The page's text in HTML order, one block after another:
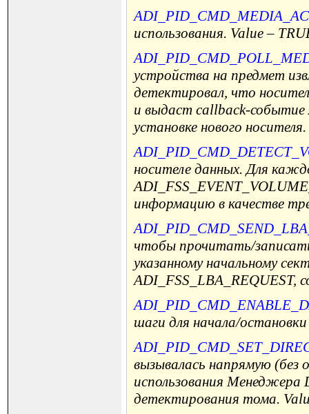
использования. Value –
устройства на предмет
детектировал, что
и выдаст callback-
установке нового
носителе данных. Для
информацию в качестве
чтобы прочитать/
указанному начальному
ADI_FSS_LBA_REQUEST,
шаги для начала/
вызывалась напрямую (без
использования Менеджера
детектирования тома.